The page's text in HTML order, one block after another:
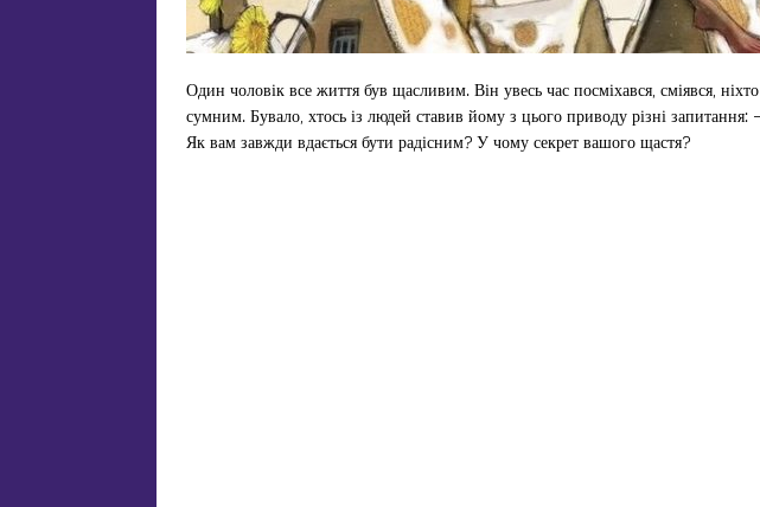
Один чоловік все життя був щасливим. Він увесь час посміхався, сміявся,
сумним. Бувало, хтось із людей ставив йому з цього приводу різні
Як вам завжди вдається бути радісним? У чому секрет вашого щастя?